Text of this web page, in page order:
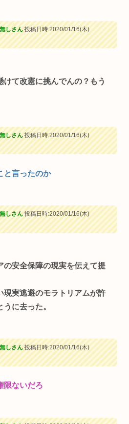
しさん投稿日時:2020/01/16(木)
けて改憲に挑んでんの？もう
しさん投稿日時:2020/01/16(木)
と言ったのか
しさん投稿日時:2020/01/16(木)
の安全保障の現実を伝えて提
現実逃避のモラトリアムが許
に去った。
しさん投稿日時:2020/01/16(木)
限ないだろ